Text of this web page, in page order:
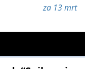
za 13 mrt